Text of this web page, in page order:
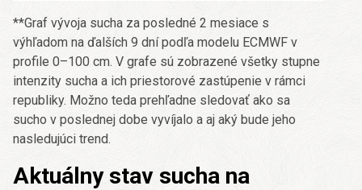
**Graf vývoja sucha za posledné 2 mesiace s
výhľadom na ďalších 9 dní podľa modelu ECMWF v
profile 0–100 cm. V grafe sú zobrazené všetky stupne
intenzity sucha a ich priestorové zastúpenie v rámci
republiky. Možno teda prehľadne sledovať ako sa
sucho v poslednej dobe vyvíjalo a aj aký bude jeho
nasledujúci trend.
Aktuálny stav sucha na